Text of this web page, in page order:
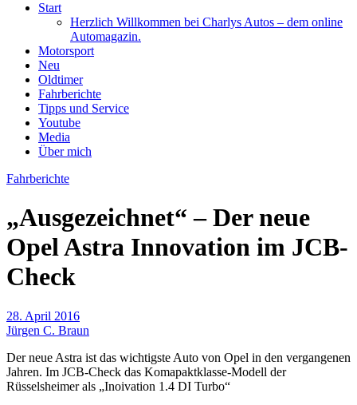
Start
Herzlich Willkommen bei Charlys Autos – dem online
Automagazin.
Motorsport
Neu
Oldtimer
Fahrberichte
Tipps und Service
Youtube
Media
Über mich
Fahrberichte
„Ausgezeichnet“ – Der neue
Opel Astra Innovation im JCB-
Check
28. April 2016
Jürgen C. Braun
Der neue Astra ist das wichtigste Auto von Opel in den vergangenen
Jahren. Im JCB-Check das Komapaktklasse-Modell der
Rüsselsheimer als „Inoivation 1.4 DI Turbo“